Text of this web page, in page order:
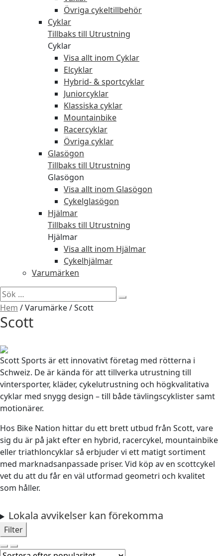
Övriga cykeltillbehör
Cyklar
Tillbaks till Utrustning
Cyklar
Visa allt inom Cyklar
Elcyklar
Hybrid- & sportcyklar
Juniorcyklar
Klassiska cyklar
Mountainbike
Racercyklar
Övriga cyklar
Glasögon
Tillbaks till Utrustning
Glasögon
Visa allt inom Glasögon
Cykelglasögon
Hjälmar
Tillbaks till Utrustning
Hjälmar
Visa allt inom Hjälmar
Cykelhjälmar
Varumärken
Sök
efter:
Hem /Varumärke/Scott
Scott
Scott Sports är ett innovativt företag med rötterna i
Schweiz. De är kända för att tillverka utrustning till
vintersporter, kläder, cykelutrustning och högkvalitativa
cyklar med snygg design – till både tävlingscyklister samt
motionärer.
Hos Bike Nation hittar du ett brett utbud från Scott, vare
sig du är på jakt efter en hybrid, racercykel, mountainbike
eller triathloncyklar så erbjuder vi ett matigt sortiment
med marknadsanpassade priser. Vid köp av en scottcykel
vet du att du får en väl utformad geometri och kvalitet
som håller.
Lokala avvikelser kan förekomma
Filter